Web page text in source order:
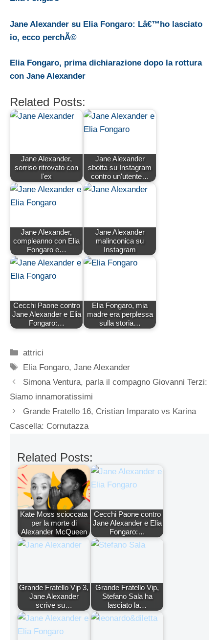
Jane Alexander su Elia Fongaro: Lâ€™ho lasciato
io, ecco perchÃ©
Elia Fongaro, prima dichiarazione dopo la rottura
con Jane Alexander
Related Posts:
Jane Alexander,
sorriso ritrovato con
l'ex
Jane Alexander
sbotta su Instagram
contro un'utente…
Jane Alexander,
compleanno con Elia
Fongaro e…
Jane Alexander
malinconica su
Instagram
Cecchi Paone contro
Jane Alexander e Elia
Fongaro:…
Elia Fongaro, mia
madre era perplessa
sulla storia…
Categorie
attrici
Tag
Elia Fongaro,Jane Alexander
Simona Ventura, parla il compagno Giovanni Terzi:
Siamo innamoratissimi
Grande Fratello 16, Cristian Imparato vs Karina
Cascella: Cornutazza
Related Posts:
Kate Moss scioccata
per la morte di
Alexander McQueen
Cecchi Paone contro
Jane Alexander e Elia
Fongaro:…
Grande Fratello Vip 3,
Jane Alexander
scrive su…
Grande Fratello Vip,
Stefano Sala ha
lasciato la…